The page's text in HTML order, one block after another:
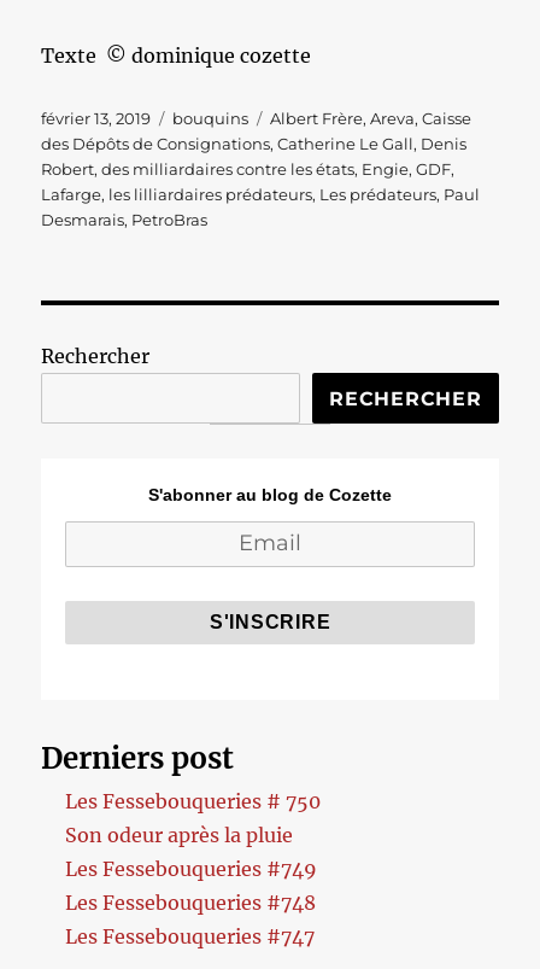
Texte © dominique cozette
Publié
le
février 13, 2019 Catégories
bouquins Étiquettes
Albert Frère,Areva,Caisse
des Dépôts de Consignations,Catherine Le Gall, Denis
Robert,des milliardaires contre les états, Engie,GDF,
Lafarge, les lilliardaires prédateurs, Les prédateurs, Paul
Desmarais, PetroBras
Rechercher
RECHERCHER
S'abonner au blog de Cozette
Derniers post
Les Fessebouqueries # 750
Son odeur après la pluie
Les Fessebouqueries #749
Les Fessebouqueries #748
Les Fessebouqueries #747